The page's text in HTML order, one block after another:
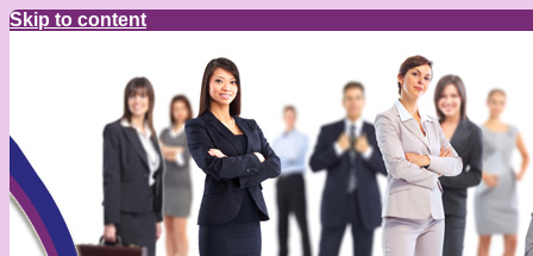
Skip to content